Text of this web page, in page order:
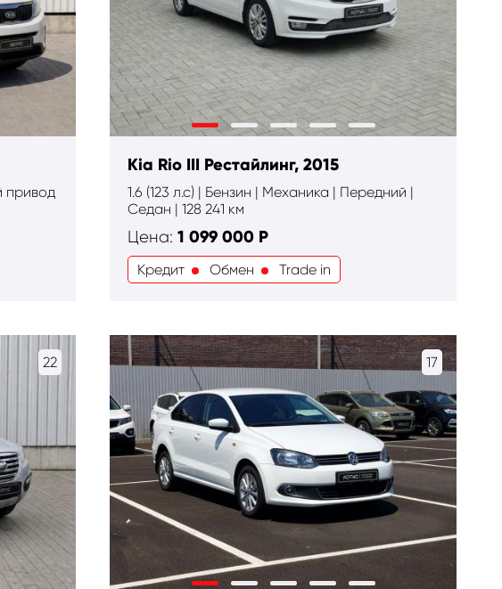
привод
Kia Rio III Рестайлинг, 2015
1.6 (123 л.с) | Бензин | Механика | Передний |
Cедан | 128 241 км
Цена:1 099 000 Р
Кредит Обмен Trade in
22 17